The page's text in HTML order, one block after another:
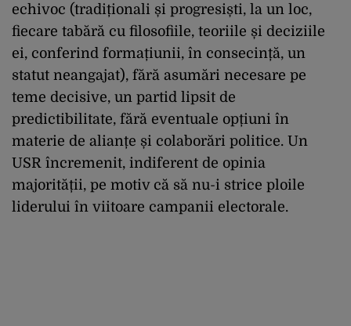
echivoc (tradiționali și progresiști, la un loc,
fiecare tabără cu filosofiile, teoriile și deciziile
ei, conferind formațiunii, în consecință, un
statut neangajat), fără asumări necesare pe
teme decisive, un partid lipsit de
predictibilitate, fără eventuale opțiuni în
materie de alianțe și colaborări politice. Un
USR încremenit, indiferent de opinia
majorității, pe motiv că să nu-i strice ploile
liderului în viitoare campanii electorale.